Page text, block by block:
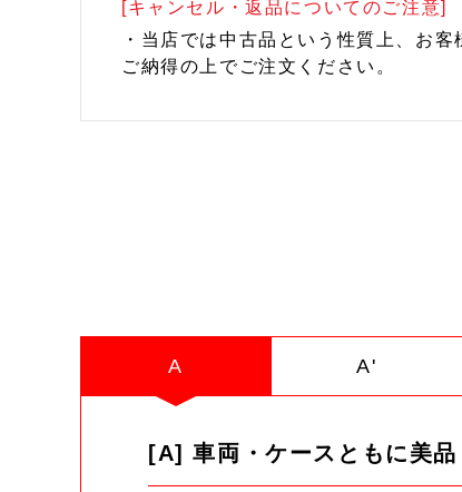
[キャンセル・返品についてのご注意]
・当店では中古品という性質上、お
ご納得の上でご注文ください。
A A'
[A] 車両・ケースともに美品